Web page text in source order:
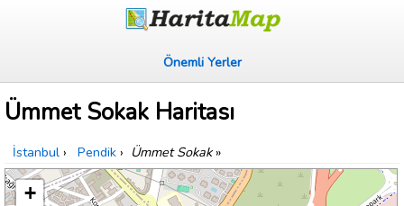
Önemli Yerler
Ümmet Sokak Haritası
İstanbul › Pendik › Ümmet Sokak»
+